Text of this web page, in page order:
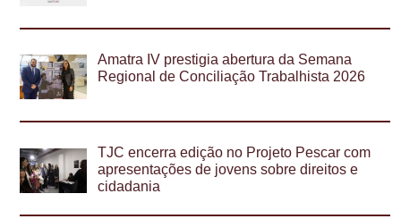
Amatra IV prestigia abertura da Semana
Regional de Conciliação Trabalhista 2026
TJC encerra edição no Projeto Pescar com
apresentações de jovens sobre direitos e
cidadania